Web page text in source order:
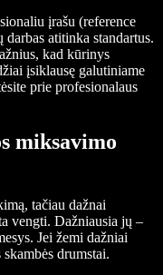
įrašu (reference
atitinka standartus.
kad kūrinys
įsiklausę galutiniame
prie profesionalaus
miksavimo
tačiau dažnai
vengti. Dažniausia jų –
Jei žemi dažniai
drumstai.